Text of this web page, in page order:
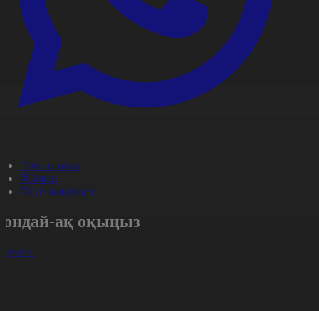
#Экономика
#Саясат
#Күн жаңалығы
ақ оқыңыз